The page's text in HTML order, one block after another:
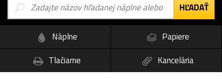
Náplne
Papiere
Tlačiarne
Kancelária